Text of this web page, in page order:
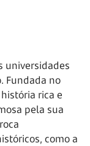
universidades
Fundada no
rica e
pela sua
como a